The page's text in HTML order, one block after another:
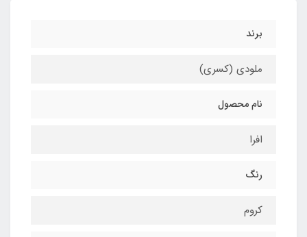
برند
ملودی (کسری)
نام محصول
افرا
رنگ
کروم